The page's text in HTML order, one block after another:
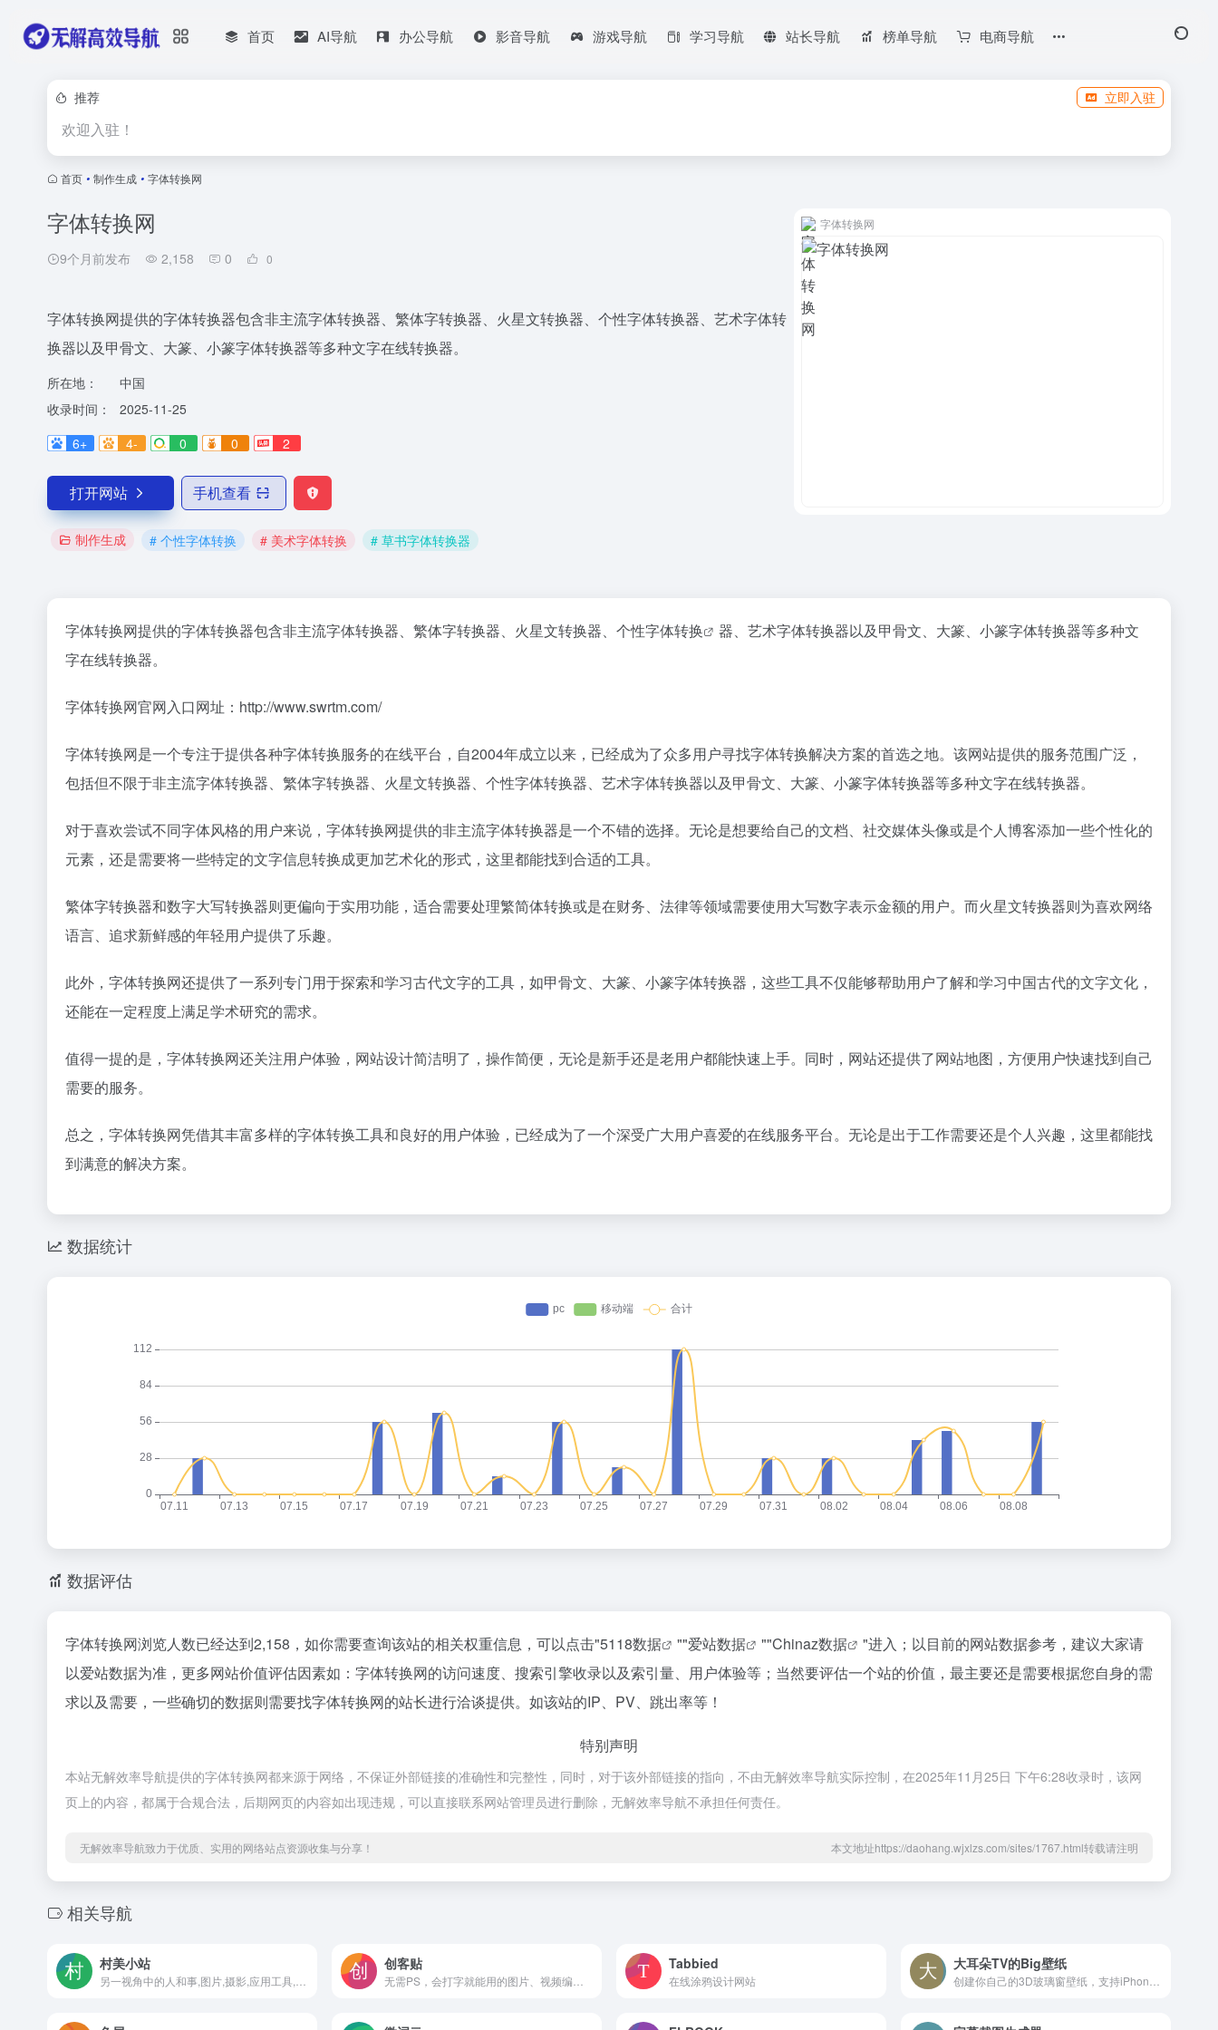
首页 AI导航 办公导航 影音导航 游戏导航 学习导航 站长导航 榜单导航 电商导航
推荐 立即入驻
欢迎入驻！
首页 • 制作生成 • 字体转换网
字体转换网
9个月前发布 2,158 0 0
字体转换网提供的字体转换器包含非主流字体转换器、繁体字转换器、火星文转换器、个性字体转换器、艺术字体转
换器以及甲骨文、大篆、小篆字体转换器等多种文字在线转换器。
所在地：
中国
收录时间：
2025-11-25
6+
4- 0 0 2
打开网站 手机查看
制作生成 # 个性字体转换 # 美术字体转换 # 草书字体转换器
字体转换网
字体转换网提供的字体转换器包含非主流字体转换器、繁体字转换器、火星文转换器、 个性字体转换
器、艺术字体转换器以及甲骨文、大篆、小篆字体转换器等多种文
字在线转换器。
字体转换网官网入口网址：http://www.swrtm.com/
字体转换网是一个专注于提供各种字体转换服务的在线平台，自2004年成立以来，已经成为了众多用户寻找字体转换解决方案的首选之地。该网站提供的服务范围广泛，
包括但不限于非主流字体转换器、繁体字转换器、火星文转换器、个性字体转换器、艺术字体转换器以及甲骨文、大篆、小篆字体转换器等多种文字在线转换器。
对于喜欢尝试不同字体风格的用户来说，字体转换网提供的非主流字体转换器是一个不错的选择。无论是想要给自己的文档、社交媒体头像或是个人博客添加一些个性化的
元素，还是需要将一些特定的文字信息转换成更加艺术化的形式，这里都能找到合适的工具。
繁体字转换器和数字大写转换器则更偏向于实用功能，适合需要处理繁简体转换或是在财务、法律等领域需要使用大写数字表示金额的用户。而火星文转换器则为喜欢网络
语言、追求新鲜感的年轻用户提供了乐趣。
此外，字体转换网还提供了一系列专门用于探索和学习古代文字的工具，如甲骨文、大篆、小篆字体转换器，这些工具不仅能够帮助用户了解和学习中国古代的文字文化，
还能在一定程度上满足学术研究的需求。
值得一提的是，字体转换网还关注用户体验，网站设计简洁明了，操作简便，无论是新手还是老用户都能快速上手。同时，网站还提供了网站地图，方便用户快速找到自己
需要的服务。
总之，字体转换网凭借其丰富多样的字体转换工具和良好的用户体验，已经成为了一个深受广大用户喜爱的在线服务平台。无论是出于工作需要还是个人兴趣，这里都能找
到满意的解决方案。
数据统计
数据评估
字体转换网浏览人数已经达到2,158，如你需要查询该站的相关权重信息，可以点击"5118数据 ""爱站数据 ""Chinaz数据
"进入；以目前的网站数据参考，建议大家请
以爱站数据为准，更多网站价值评估因素如：字体转换网的访问速度、搜索引擎收录以及索引量、用户体验等；当然要评估一个站的价值，最主要还是需要根据您自身的需
求以及需要，一些确切的数据则需要找字体转换网的站长进行洽谈提供。如该站的IP、PV、跳出率等！
特别声明
本站无解效率导航提供的字体转换网都来源于网络，不保证外部链接的准确性和完整性，同时，对于该外部链接的指向，不由无解效率导航实际控制，在2025年11月25日 下午6:28收录时，该网
页上的内容，都属于合规合法，后期网页的内容如出现违规，可以直接联系网站管理员进行删除，无解效率导航不承担任何责任。
无解效率导航致力于优质、实用的网络站点资源收集与分享！ 本文地址https://daohang.wjxlzs.com/sites/1767.html转载请注明
相关导航
村美小站 创客贴 Tabbied
在线涂鸦设计网站
大耳朵TV的Big壁纸